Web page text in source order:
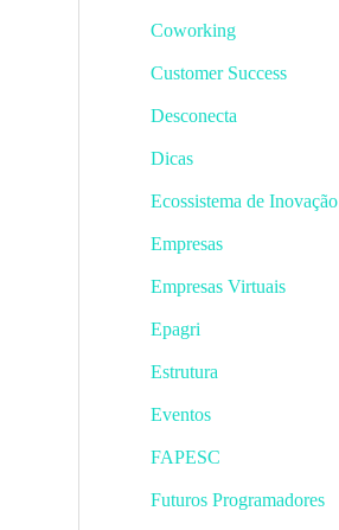
Coworking
Customer Success
Desconecta
Dicas
Ecossistema de Inovação
Empresas
Empresas Virtuais
Epagri
Estrutura
Eventos
FAPESC
Futuros Programadores